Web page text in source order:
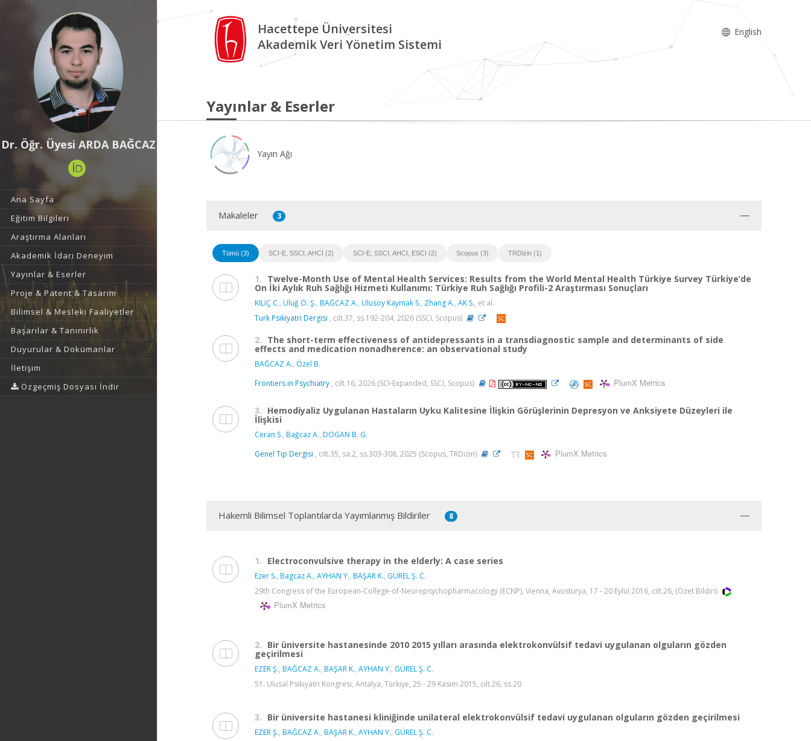
Dr. Öğr. Üyesi ARDA BAĞCAZ
Ana Sayfa
Eğitim Bilgileri
Araştırma Alanları
Akademik İdari Deneyim
Yayınlar & Eserler
Proje & Patent & Tasarım
Bilimsel & Mesleki Faaliyetler
Başarılar & Tanınırlık
Duyurular & Dokümanlar
İletişim
Özgeçmiş Dosyası İndir
Hacettepe Üniversitesi
Akademik Veri Yönetim Sistemi
English
Yayınlar & Eserler
Yayın Ağı
Makaleler 3
Tümü (3) SCI-E, SSCI, AHCI (2) SCI-E, SSCI, AHCI, ESCI (2) Scopus (3) TRDizin (1)
1. Twelve-Month Use of Mental Health Services: Results from the World Mental Health Türkiye Survey Türkiye’de
On İki Aylık Ruh Sağlığı Hizmeti Kullanımı: Türkiye Ruh Sağlığı Profili-2 Araştırması Sonuçları
KILIÇ C., Uluğ Ö. Ş., BAĞCAZ A., Ulusoy Kaymak S., Zhang A., AK S., et al.
Turk Psikiyatri Dergisi , cilt.37, ss.192-204, 2026 (SSCI, Scopus)
2. The short-term effectiveness of antidepressants in a transdiagnostic sample and determinants of side
effects and medication nonadherence: an observational study
BAĞCAZ A., Özel B.
Frontiers in Psychiatry , cilt.16, 2026 (SCI-Expanded, SSCI, Scopus) PlumX Metrics
3. Hemodiyaliz Uygulanan Hastaların Uyku Kalitesine İlişkin Görüşlerinin Depresyon ve Anksiyete Düzeyleri ile
İlişkisi
Ceran S., Bağcaz A., DOGAN B. G.
Genel Tıp Dergisi , cilt.35, sa.2, ss.303-308, 2025 (Scopus, TRDizin) PlumX Metrics
Hakemli Bilimsel Toplantılarda Yayımlanmış Bildiriler 8
1. Electroconvulsive therapy in the elderly: A case series
Ezer S., Bagcaz A., AYHAN Y., BAŞAR K., GÜREL Ş. C.
29th Congress of the European-College-of-Neuropsychopharmacology (ECNP), Vienna, Avusturya, 17 - 20 Eylül 2016, cilt.26, (Özet Bildiri)
PlumX Metrics
2. Bir üniversite hastanesinde 2010 2015 yılları arasında elektrokonvülsif tedavi uygulanan olguların gözden
geçirilmesi
EZER Ş., BAĞCAZ A., BAŞAR K., AYHAN Y., GÜREL Ş. C.
51. Ulusal Psikiyatri Kongresi, Antalya, Türkiye, 25 - 29 Kasım 2015, cilt.26, ss.20
3. Bir üniversite hastanesi kliniğinde unilateral elektrokonvülsif tedavi uygulanan olguların gözden geçirilmesi
EZER Ş., BAĞCAZ A., BAŞAR K., AYHAN Y., GÜREL Ş. C.